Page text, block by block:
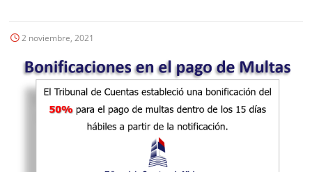
2 noviembre, 2021